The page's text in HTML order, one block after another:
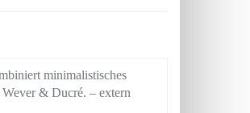
minimalistisches
& Ducré. – extern